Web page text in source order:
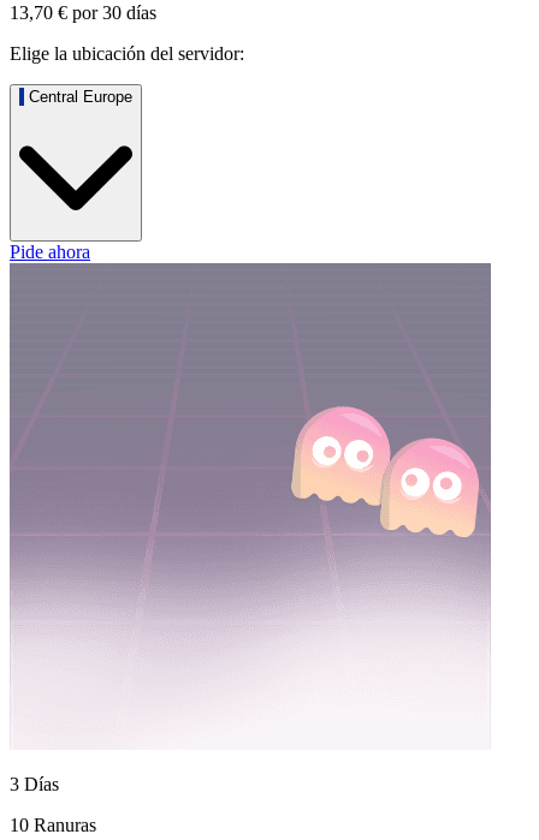
13,70 € por30 días
Elige la ubicación del servidor:
Central Europe
Pide ahora
3 Días
10 Ranuras